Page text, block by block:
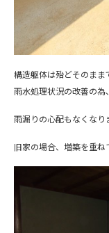
構造躯体は殆どそのまま
雨水処理状況の改善の為
雨漏りの心配もなくなり
旧家の場合、増築を重ね